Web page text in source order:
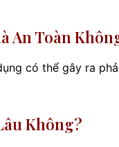
An Toàn
có thể gây ra
Không?